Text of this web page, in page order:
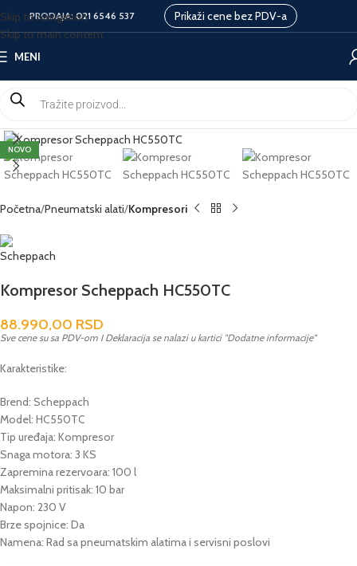
Skip to navigation
Skip to main content
PRODAJA:021 6546 537 Prikaži cene bez PDV-a
MENI
NOVO
Početna Pneumatski alati Kompresori
Kompresor Scheppach HC550TC
88.990,00 RSD
Sve cene su sa PDV-om I Deklaracija se nalazi u kartici "Dodatne informacije"
Karakteristike:
Brend: Scheppach
Model: HC550TC
Tip uređaja: Kompresor
Snaga motora: 3 KS
Zapremina rezervoara: 100 l
Maksimalni pritisak: 10 bar
Napon: 230 V
Brze spojnice: Da
Namena: Rad sa pneumatskim alatima i servisni poslovi